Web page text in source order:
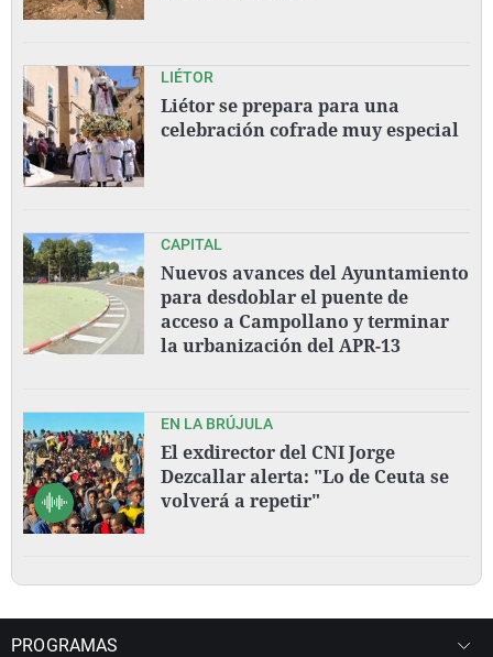
LIÉTOR
Liétor se prepara para una
celebración cofrade muy especial
CAPITAL
Nuevos avances del Ayuntamiento
para desdoblar el puente de
acceso a Campollano y terminar
la urbanización del APR-13
EN LA BRÚJULA
El exdirector del CNI Jorge
Dezcallar alerta: "Lo de Ceuta se
volverá a repetir"
PROGRAMAS